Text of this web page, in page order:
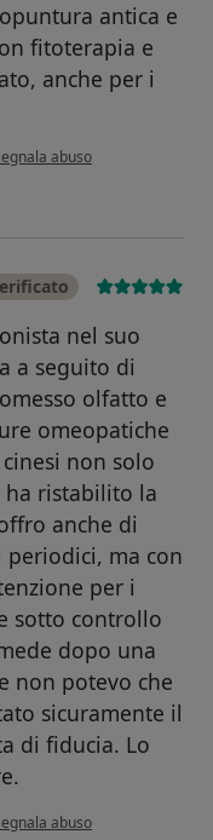
antica e
fitoterapia e
anche per i
l'opinione dell'utente C.
abuso
nel suo
a seguito di
olfatto e
omeopatiche
non solo
ristabilito la
anche di
ma con
per i
sotto controllo
dopo una
non potevo che
sicuramente il
di fiducia. Lo
l'opinione dell'utente
abuso